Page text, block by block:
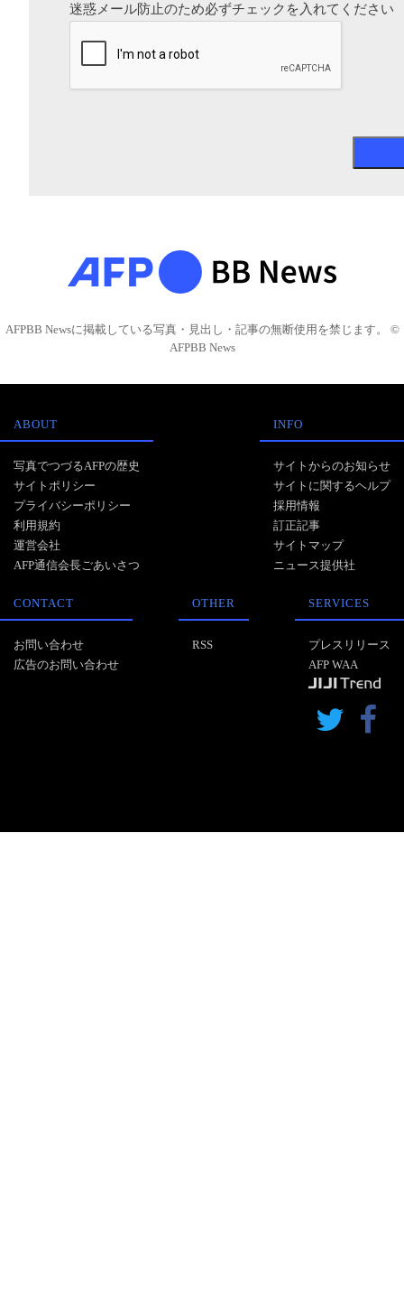
迷惑メール防止のため必ずチェックを入れてください
AFPBB Newsに掲載している写真・見出し・記事の無断使用を禁じます。 ©
AFPBB News
ABOUT
写真でつづるAFPの歴史
サイトポリシー
プライバシーポリシー
利用規約
運営会社
AFP通信会長ごあいさつ
INFO
サイトからのお知らせ
サイトに関するヘルプ
採用情報
訂正記事
サイトマップ
ニュース提供社
CONTACT
お問い合わせ
広告のお問い合わせ
OTHER
RSS
SERVICES
プレスリリース
AFP WAA